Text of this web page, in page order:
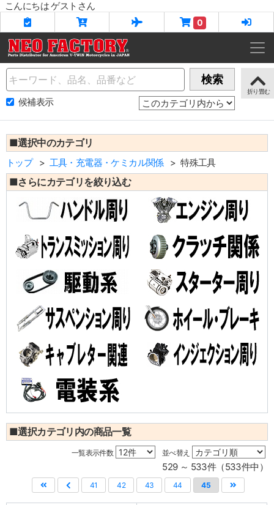
こんにちは ゲストさん
0
Name 検索
候補表示
■選択中のカテゴリ
トップ 工具・充電器・ケミカル関係 特殊工具
■さらにカテゴリを絞り込む
■選択カテゴリ内の商品一覧
一覧表示件数 並べ替え
529 ～ 533件（533件中）
41 42 43 44 45